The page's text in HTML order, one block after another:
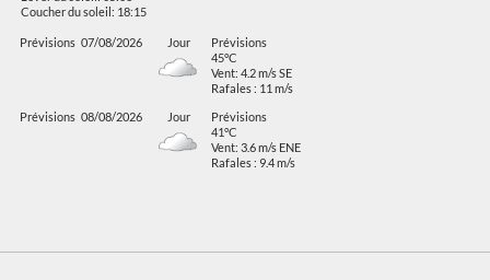
Coucher du soleil: 18:15
Prévisions 07/08/2026 Jour
Prévisions
45°C
Vent: 4.2 m/s SE
Rafales : 11 m/s
Prévisions 08/08/2026 Jour
Prévisions
41°C
Vent: 3.6 m/s ENE
Rafales : 9.4 m/s